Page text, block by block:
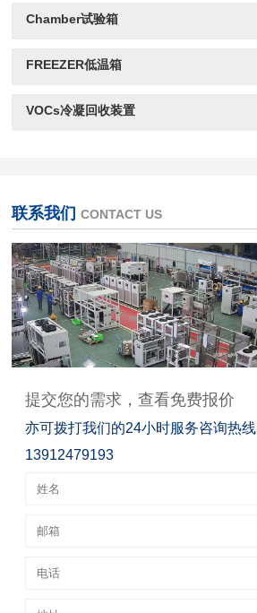
Chamber试验箱
FREEZER低温箱
VOCs冷凝回收装置
联系我们 CONTACT US
提交您的需求，查看免费报价
亦可拨打我们的24小时服务咨询热线
13912479193